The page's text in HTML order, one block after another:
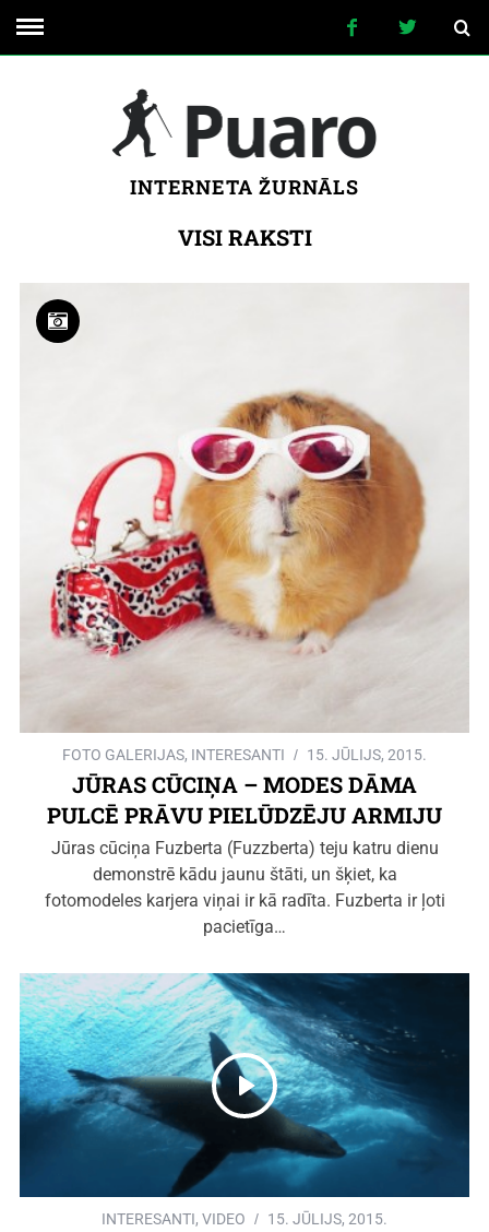
INTERNETA ŽURNĀLS
VISI RAKSTI
FOTO GALERIJAS, INTERESANTI 15. JŪLIJS, 2015.
JŪRAS CŪCIŅA – MODES DĀMA
PULCĒ PRĀVU PIELŪDZĒJU ARMIJU
Jūras cūciņa Fuzberta (Fuzzberta) teju katru dienu
demonstrē kādu jaunu štāti, un šķiet, ka
fotomodeles karjera viņai ir kā radīta. Fuzberta ir ļoti
pacietīga…
INTERESANTI, VIDEO 15. JŪLIJS, 2015.